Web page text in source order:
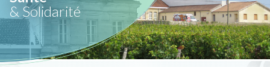
& Solidarité